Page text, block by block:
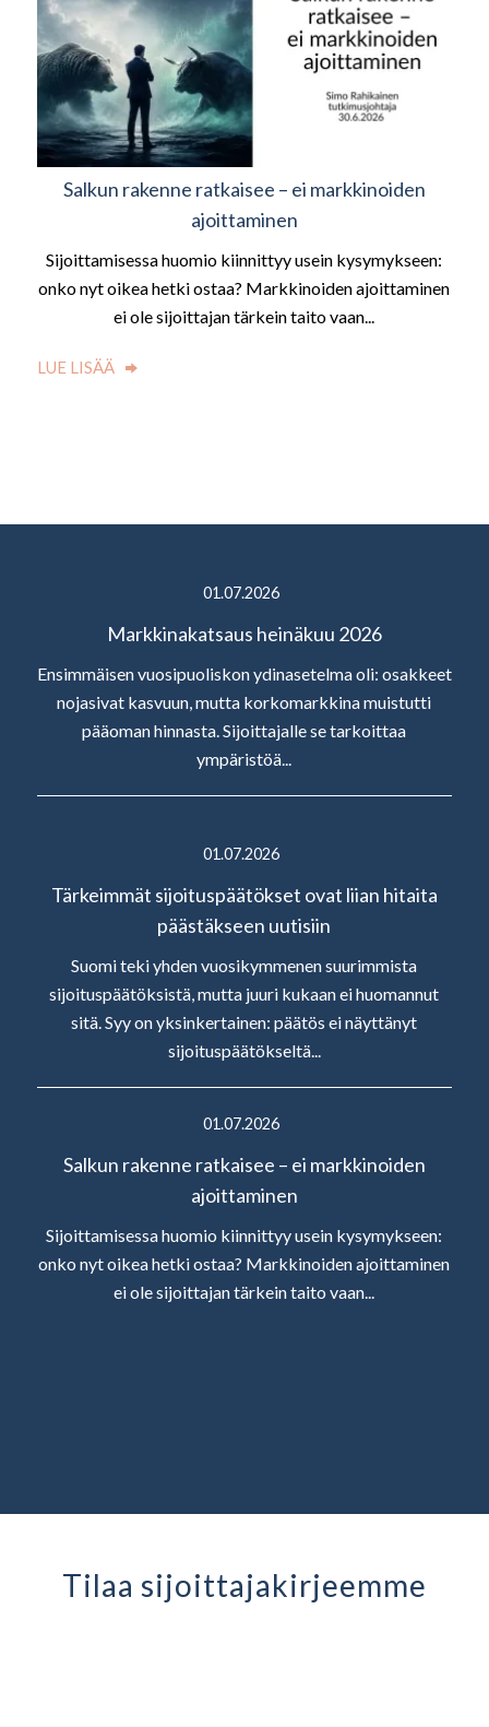
Salkun rakenne ratkaisee – ei markkinoiden
ajoittaminen
Sijoittamisessa huomio kiinnittyy usein kysymykseen:
onko nyt oikea hetki ostaa? Markkinoiden ajoittaminen
ei ole sijoittajan tärkein taito vaan...
LUE LISÄÄ
01.07.2026
Markkinakatsaus heinäkuu 2026
Ensimmäisen vuosipuoliskon ydinasetelma oli: osakkeet
nojasivat kasvuun, mutta korkomarkkina muistutti
pääoman hinnasta. Sijoittajalle se tarkoittaa
ympäristöä...
01.07.2026
Tärkeimmät sijoituspäätökset ovat liian hitaita
päästäkseen uutisiin
Suomi teki yhden vuosikymmenen suurimmista
sijoituspäätöksistä, mutta juuri kukaan ei huomannut
sitä. Syy on yksinkertainen: päätös ei näyttänyt
sijoituspäätökseltä...
01.07.2026
Salkun rakenne ratkaisee – ei markkinoiden
ajoittaminen
Sijoittamisessa huomio kiinnittyy usein kysymykseen:
onko nyt oikea hetki ostaa? Markkinoiden ajoittaminen
ei ole sijoittajan tärkein taito vaan...
Tilaa sijoittaja­kirjeemme